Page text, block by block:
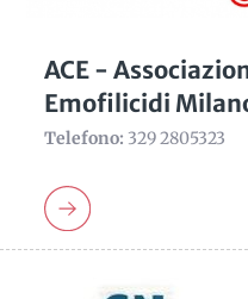
ACE -
Emofilicidi
Telefono: 329 2805323